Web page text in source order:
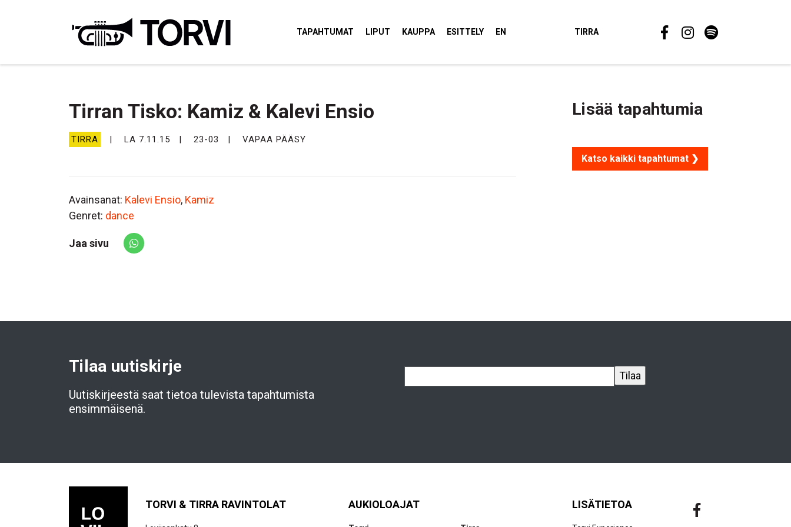
TAPAHTUMAT LIPUT KAUPPA ESITTELY EN TIRRA
Tirran Tisko: Kamiz & Kalevi Ensio
TIRRA LA 7.11.15 23-03 VAPAA PÄÄSY
Avainsanat: Kalevi Ensio, Kamiz
Genret: dance
Jaa sivu
Share via Whatsapp
Lisää tapahtumia
Katso kaikki tapahtumat ❯
Tilaa uutiskirje
Uutiskirjeestä saat tietoa tulevista tapahtumista
ensimmäisenä.
TORVI & TIRRA RAVINTOLAT AUKIOLOAJAT LISÄTIETOA